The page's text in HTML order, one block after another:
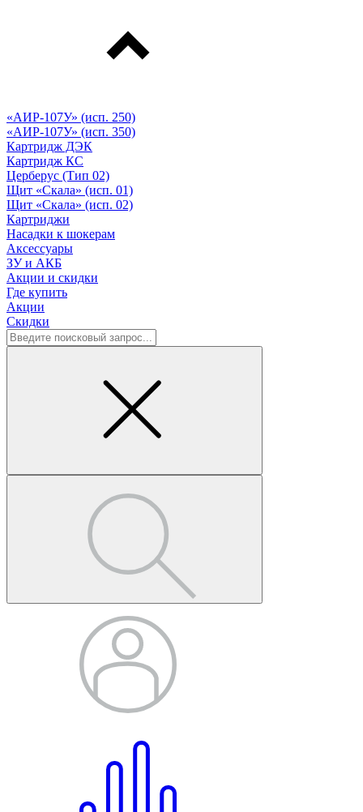
«АИР-107У» (исп. 250)
«АИР-107У» (исп. 350)
Картридж ДЭК
Картридж КС
Церберус (Тип 02)
Щит «Скала» (исп. 01)
Щит «Скала» (исп. 02)
Картриджи
Насадки к шокерам
Аксессуары
ЗУ и АКБ
Акции и скидки
Где купить
Акции
Скидки